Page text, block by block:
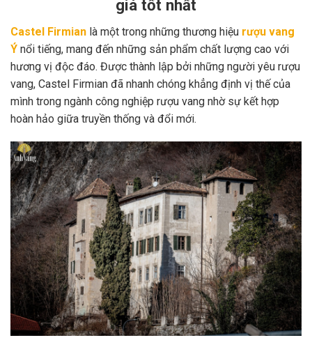
giá tốt nhất
Castel Firmian là một trong những thương hiệu rượu vang
Ý nổi tiếng, mang đến những sản phẩm chất lượng cao với
hương vị độc đáo. Được thành lập bởi những người yêu rượu
vang, Castel Firmian đã nhanh chóng khẳng định vị thế của
mình trong ngành công nghiệp rượu vang nhờ sự kết hợp
hoàn hảo giữa truyền thống và đổi mới.